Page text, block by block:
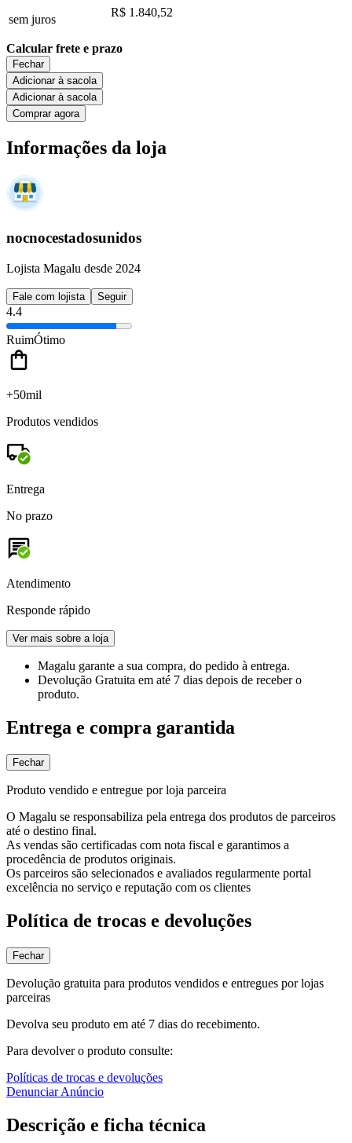
sem juros
R$ 1.840,52
Calcular frete e prazo
Fechar
Adicionar à sacola
Adicionar à sacola
Comprar agora
Informações da loja
nocnocestadosunidos
Lojista Magalu desde 2024
Fale com lojista Seguir
4.4
RuimÓtimo
+50mil
Produtos vendidos
Entrega
No prazo
Atendimento
Responde rápido
Ver mais sobre a loja
Magalu garante a sua compra, do pedido à entrega.
Devolução Gratuita em até 7 dias depois de receber o
produto.
Entrega e compra garantida
Fechar
Produto vendido e entregue por loja parceira
O Magalu se responsabiliza pela entrega dos produtos de parceiros
até o destino final.
As vendas são certificadas com nota fiscal e garantimos a
procedência de produtos originais.
Os parceiros são selecionados e avaliados regularmente portal
excelência no serviço e reputação com os clientes
Política de trocas e devoluções
Fechar
Devolução gratuita para produtos vendidos e entregues por lojas
parceiras
Devolva seu produto em até 7 dias do recebimento.
Para devolver o produto consulte:
Políticas de trocas e devoluções
Denunciar Anúncio
Descrição e ficha técnica